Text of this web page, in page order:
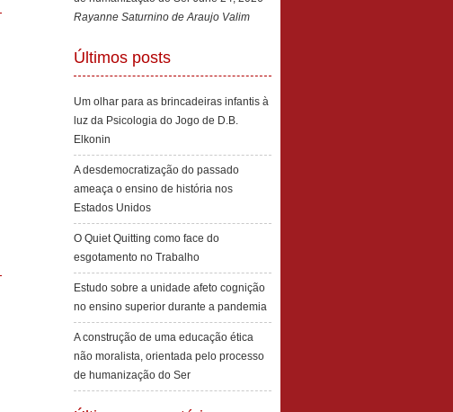
Rayanne Saturnino de Araujo Valim
Últimos posts
Um olhar para as brincadeiras infantis à
luz da Psicologia do Jogo de D.B.
Elkonin
A desdemocratização do passado
ameaça o ensino de história nos
Estados Unidos
O Quiet Quitting como face do
esgotamento no Trabalho
Estudo sobre a unidade afeto cognição
no ensino superior durante a pandemia
A construção de uma educação ética
não moralista, orientada pelo processo
de humanização do Ser